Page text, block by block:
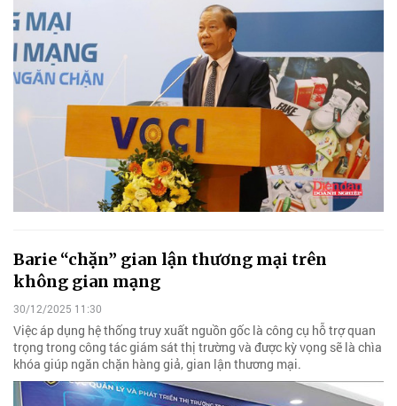
Barie “chặn” gian lận thương mại trên
không gian mạng
30/12/2025 11:30
Việc áp dụng hệ thống truy xuất nguồn gốc là công cụ hỗ trợ quan
trọng trong công tác giám sát thị trường và được kỳ vọng sẽ là chìa
khóa giúp ngăn chặn hàng giả, gian lận thương mại.